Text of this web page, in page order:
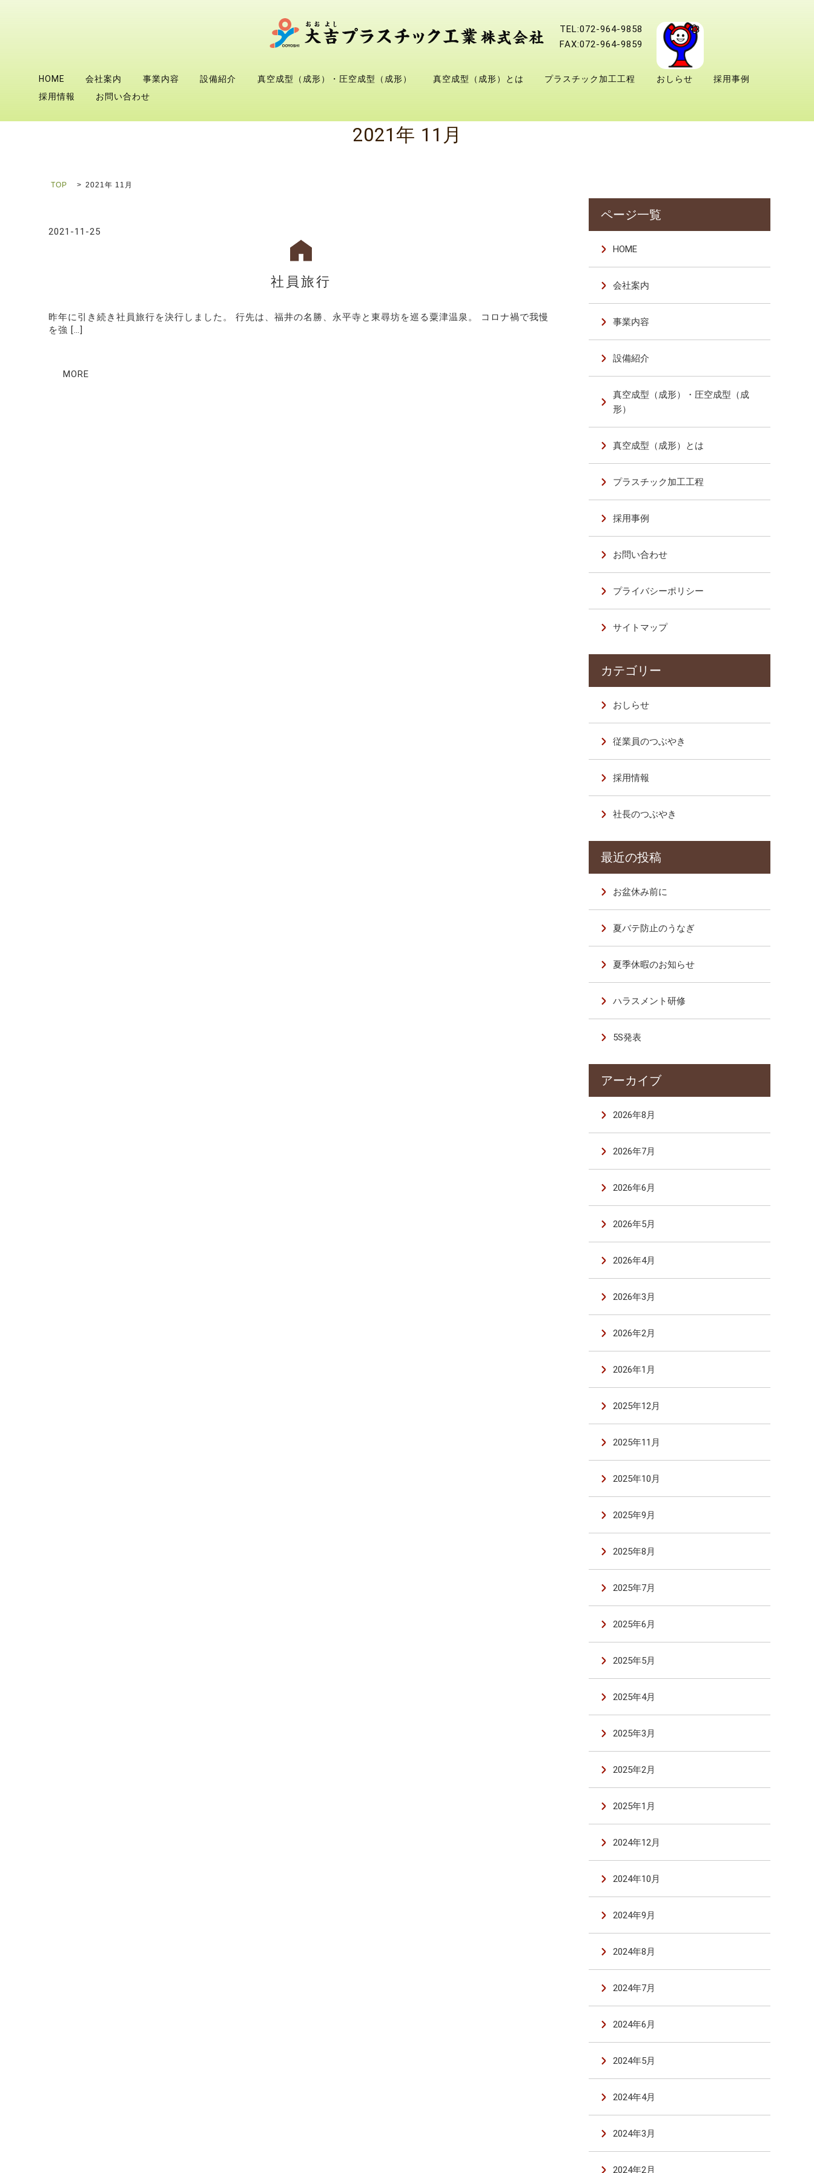
TEL:072-964-9858
FAX:072-964-9859
HOME 会社案内 事業内容 設備紹介 真空成型（成形）・圧空成型（成形） 真空成型（成形）とは プラスチック加工工程 おしらせ
採用事例
採用情報
お問い合わせ
2021年 11月
TOP 2021年 11月
2021-11-25
社員旅行
昨年に引き続き社員旅行を決行しました。 行先は、福井の名勝、永平寺と東尋坊を巡る粟津温泉。 コロナ禍で我慢
を強 […]
MORE
HOME
会社案内
事業内容
設備紹介
真空成型（成形）・圧空成型（成
形）
真空成型（成形）とは
プラスチック加工工程
採用事例
お問い合わせ
プライバシーポリシー
サイトマップ
おしらせ
従業員のつぶやき
採用情報
社長のつぶやき
お盆休み前に
夏バテ防止のうなぎ
夏季休暇のお知らせ
ハラスメント研修
5S発表
2026年8月
2026年7月
2026年6月
2026年5月
2026年4月
2026年3月
2026年2月
2026年1月
2025年12月
2025年11月
2025年10月
2025年9月
2025年8月
2025年7月
2025年6月
2025年5月
2025年4月
2025年3月
2025年2月
2025年1月
2024年12月
2024年10月
2024年9月
2024年8月
2024年7月
2024年6月
2024年5月
2024年4月
2024年3月
2024年2月